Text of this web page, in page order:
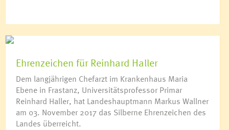
Ehrenzeichen für Reinhard Haller
Dem langjährigen Chefarzt im Krankenhaus Maria
Ebene in Frastanz, Universitätsprofessor Primar
Reinhard Haller, hat Landeshauptmann Markus Wallner
am 03. November 2017 das Silberne Ehrenzeichen des
Landes überreicht.